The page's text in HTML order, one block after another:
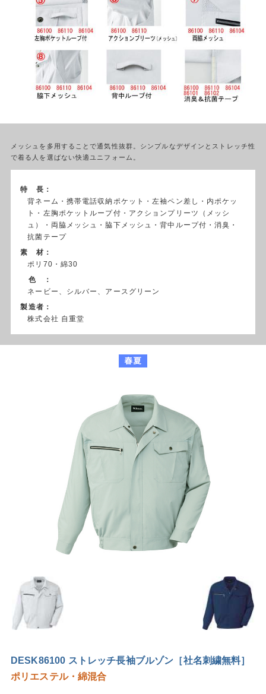
メッシュを多用することで通気性抜群。シンプルなデザインとストレッチ性
で着る人を選ばない快適ユニフォーム。
特 長：
背ネーム・携帯電話収納ポケット・左袖ペン差し・内ポケッ
ト・左胸ポケットループ付・アクションプリーツ（メッシ
ュ）・両脇メッシュ・脇下メッシュ・背中ループ付・消臭・
抗菌テープ
素 材：
ポリ70・綿30
色 ：
ネービー、シルバー、アースグリーン
製造者：
株式会社 自重堂
DESK86100 ストレッチ長袖ブルゾン［社名刺繍無料］
ポリエステル・綿混合